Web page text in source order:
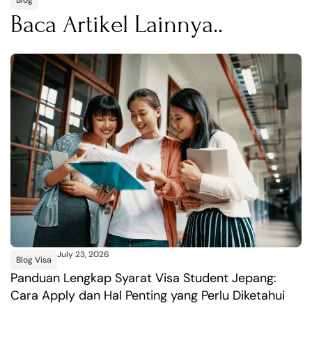
Baca Artikel Lainnya..
Blog Visa July 23, 2026
Panduan Lengkap Syarat Visa Student Jepang:
Cara Apply dan Hal Penting yang Perlu Diketahui